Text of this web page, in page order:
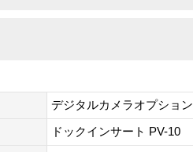
デジタルカメラオプション
ドックインサート PV-10